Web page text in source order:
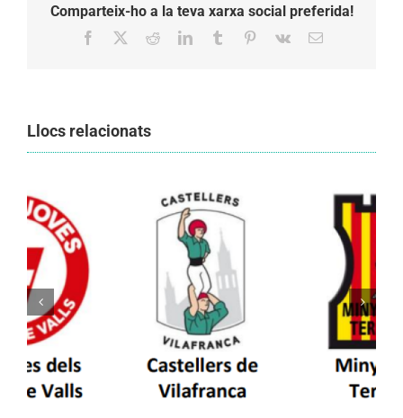
Comparteix-ho a la teva xarxa social preferida!
Facebook RedditLinkedInTumblr Pinterest
Vk Email:
Llocs relacionats
Els Castellers de Vilafranca unieixen tradició i
patrimoni en un viatge de colla a la Vall
d’Aran i a la Vall de Boí